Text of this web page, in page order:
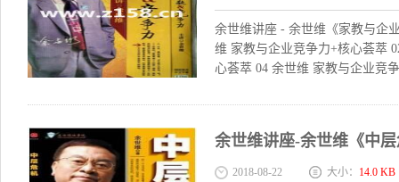
余世维讲座 - 余世维《家教与企
维 家教与企业竞争力+核心荟萃
心荟萃 04 余世维 家教与企业竞
余世维讲座-余世维《中
2018-08-22 大小： 14.0 KB